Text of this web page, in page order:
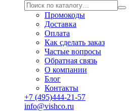
Промокоды
Доставка
Оплата
Как сделать заказ
Частые вопросы
Обратная связь
О компании
Блог
Контакты
+7 (495)444-21-57
info@vishco.ru